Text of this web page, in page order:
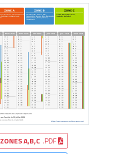
ZONES A,B,C .PDF